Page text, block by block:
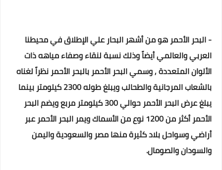
- البحر الأحمر هو من أشهر البحار علي الإطلاق في محيطنا
العربي والعالمي أيضاً وذلك نسبة لنقاء وصفاء مياهه ذات
الألوان المتعددة , وسمي البحر الأحمر بالبحر الأحمر نظراً لغناه
بالشعاب المرجانية والطحالب ويبلغ طوله 2300 كيلومتر بينما
يبلغ عرض البحر الأحمر حوالي 300 كيلومتر مربع ويضم البحر
الأحمر أكثر من 1200 نوع من الأسماك ويمر البحر الأحمر عبر
أراضي وسواحل بلاد كثيرة منها مصر والسعودية واليمن
والسودان والصومال.